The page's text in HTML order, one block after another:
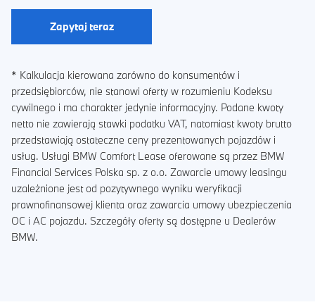
Zapytaj teraz
* Kalkulacja kierowana zarówno do konsumentów i
przedsiębiorców, nie stanowi oferty w rozumieniu Kodeksu
cywilnego i ma charakter jedynie informacyjny. Podane kwoty
netto nie zawierają stawki podatku VAT, natomiast kwoty brutto
przedstawiają ostateczne ceny prezentowanych pojazdów i
usług. Usługi BMW Comfort Lease oferowane są przez BMW
Financial Services Polska sp. z o.o. Zawarcie umowy leasingu
uzależnione jest od pozytywnego wyniku weryfikacji
prawnofinansowej klienta oraz zawarcia umowy ubezpieczenia
OC i AC pojazdu. Szczegóły oferty są dostępne u Dealerów
BMW.